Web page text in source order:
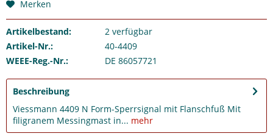
Merken
Artikelbestand: 2verfügbar
Artikel-Nr.:
40-4409
WEEE-Reg.-Nr.:
DE 86057721
Beschreibung
Viessmann 4409 N Form-Sperrsignal mit Flanschfuß Mit
filigranem Messingmast in... mehr